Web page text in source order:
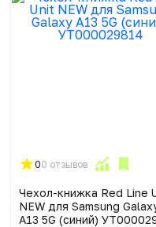
00 отзывов
Чехол-книжка Red Line
NEW для Samsung
A13 5G (синий)